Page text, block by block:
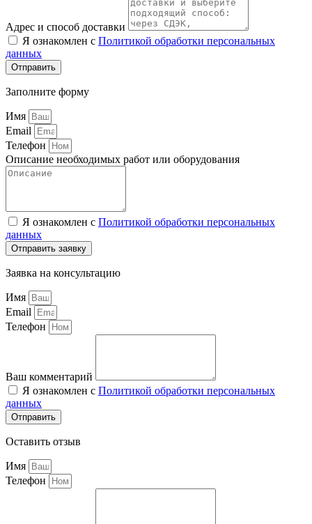
Адрес и способ доставки
Я ознакомлен с Политикой обработки персональных
данных
Отправить
Заполните форму
Имя
Email
Телефон
Описание необходимых работ или оборудования
Я ознакомлен с Политикой обработки персональных
данных
Отправить заявку
Заявка на консультацию
Имя
Email
Телефон
Ваш комментарий
Я ознакомлен с Политикой обработки персональных
данных
Отправить
Оставить отзыв
Имя
Телефон